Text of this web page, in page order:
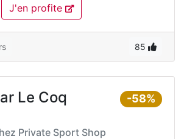
J'en profite
85
-58%
Le Coq
Private Sport Shop